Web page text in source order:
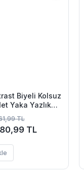
Biyeli Kolsuz
Yaka Yazlık
TL
TL